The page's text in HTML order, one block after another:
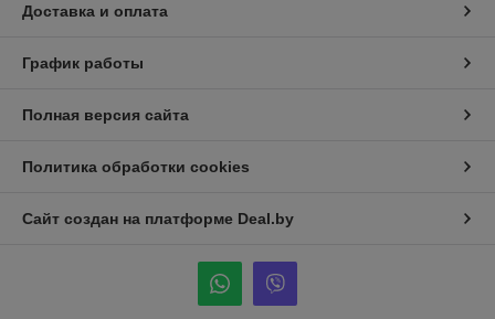
Доставка и оплата
График работы
Полная версия сайта
Политика обработки cookies
Сайт создан на платформе Deal.by